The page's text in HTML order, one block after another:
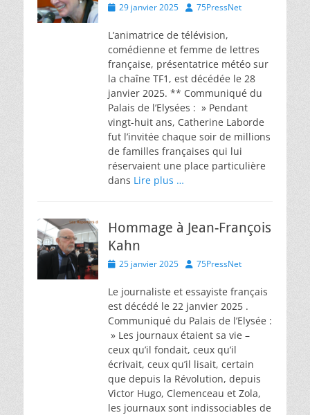
Posted
29 janvier 2025 Author
75PressNet
L’animatrice de télévision,
comédienne et femme de lettres
française, présentatrice météo sur
la chaîne TF1, est décédée le 28
janvier 2025. ** Communiqué du
Palais de l’Elysées : » Pendant
vingt-huit ans, Catherine Laborde
fut l’invitée chaque soir de millions
de familles françaises qui lui
réservaient une place particulière
dans Lire plus …
Hommage à Jean-François
Kahn
Posted
25 janvier 2025 Author
75PressNet
Le journaliste et essayiste français
est décédé le 22 janvier 2025 .
Communiqué du Palais de l’Elysée :
» Les journaux étaient sa vie –
ceux qu’il fondait, ceux qu’il
écrivait, ceux qu’il lisait, certain
que depuis la Révolution, depuis
Victor Hugo, Clemenceau et Zola,
les journaux sont indissociables de